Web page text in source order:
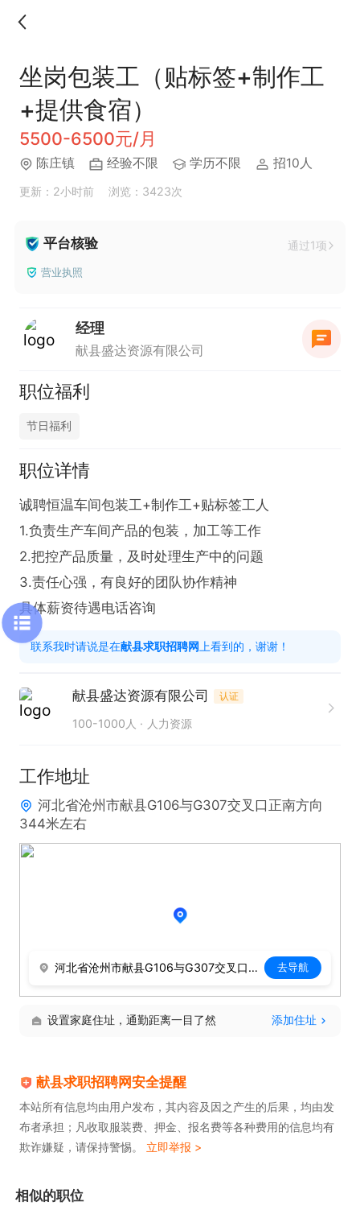
坐岗包装工（贴标签+制作工
+提供食宿）
5500-6500元/月
陈庄镇 经验不限 学历不限 招10人
更新：2小时前 浏览：3423次
平台核验 通过1项
营业执照
经理
献县盛达资源有限公司
职位福利
节日福利
职位详情
诚聘恒温车间包装工+制作工+贴标签工人
1.负责生产车间产品的包装，加工等工作
2.把控产品质量，及时处理生产中的问题
3.责任心强，有良好的团队协作精神
具体薪资待遇电话咨询
联系我时请说是在献县求职招聘网 上看到的，谢谢！
献县盛达资源有限公司 认证
100-1000人 人力资源
工作地址
河北省沧州市献县G106与G307交叉口正南方向
344米左右
河北省沧州市献县G106与G307交叉口正南方向344米左右 去导航
设置家庭住址，通勤距离一目了然 添加住址
献县求职招聘网安全提醒
本站所有信息均由用户发布，其内容及因之产生的后果，均由发
布者承担；凡收取服装费、押金、报名费等各种费用的信息均有
欺诈嫌疑，请保持警惕。 立即举报 >
相似的职位